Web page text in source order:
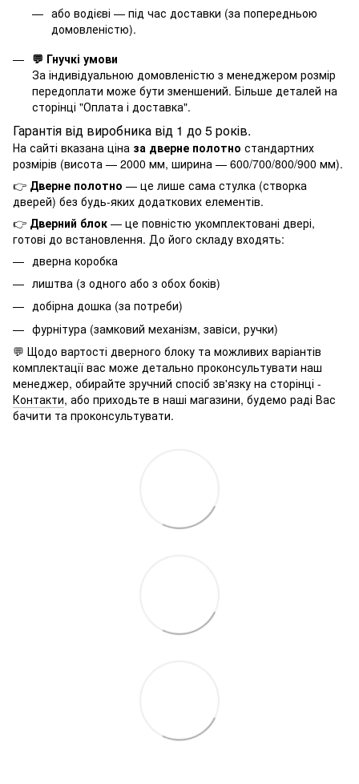
або водієві — під час доставки (за попередньою
домовленістю).
💬 Гнучкі умови
За індивідуальною домовленістю з менеджером розмір
передоплати може бути зменшений. Більше деталей на
сторінці "Оплата і доставка".
Гарантія від виробника від 1 до 5 років.
На сайті вказана ціна за дверне полотно стандартних
розмірів (висота — 2000 мм, ширина — 600/700/800/900 мм).
👉 Дверне полотно — це лише сама стулка (створка
дверей) без будь-яких додаткових елементів.
👉 Дверний блок — це повністю укомплектовані двері,
готові до встановлення. До його складу входять:
дверна коробка
лиштва (з одного або з обох боків)
добірна дошка (за потреби)
фурнітура (замковий механізм, завіси, ручки)
💬 Щодо вартості дверного блоку та можливих варіантів
комплектації вас може детально проконсультувати наш
менеджер, обирайте зручний спосіб зв'язку на сторінці -
Контакти, або приходьте в наші магазини, будемо раді Вас
бачити та проконсультувати.